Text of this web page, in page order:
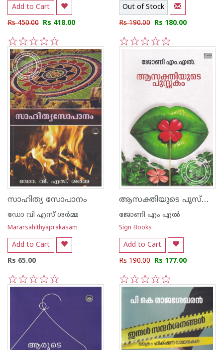
Add to Cart
Rs 450.00 Rs 418.00
5
4
3
2
1
Out of Stock
Rs 190.00 Rs 180.00
1
സാഹിത്യ സോപാനം
ഡോ വി എസ് ശര്‍മ്മ
Mararsahithyaprakasam
Add to Cart
Rs 65.00
5
4
3
2
1
ആസക്തിയുടെ പുസ്തകം
ജോണി എം എല്‍
Sign Books
Add to Cart
Rs 190.00 Rs 177.00
5
4
3
2
1